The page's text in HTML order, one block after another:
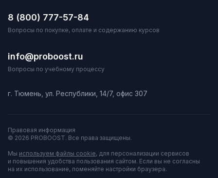
8 (800) 777-57-84
Вопросы по покупке, оплате и содержанию курсов
info@proboost.ru
Вопросы по учебному процессу
г. Тюмень, ул. Республики, 14/7, офис 307
Правовая информация
© 2026 PROBOOST. Все права защищены.
Мы используем файлы cookie, для персонализации сервисов
и повышения удобства пользования сайтом. Если вы не согласны
на их использование, поменяйте настройки браузера.